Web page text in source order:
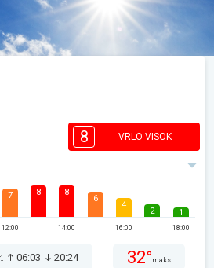
8 VRLO VISOK
7
12:00
8 8
14:00
6
4
16:00
2 1
18:00
06:03 20:24 32° maks